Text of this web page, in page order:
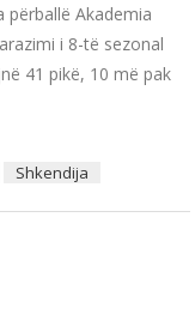
përballë Akademia
i 8-të sezonal
41 pikë, 10 më pak
Shkendija